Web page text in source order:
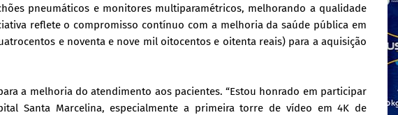
pneumáticos e monitores multiparamétricos, melhorando a qualidade
reflete o compromisso contínuo com a melhoria da saúde pública em
e noventa e nove mil oitocentos e oitenta reais) para a aquisição
a melhoria do atendimento aos pacientes. “Estou honrado em participar
Santa Marcelina, especialmente a primeira torre de vídeo em 4K de